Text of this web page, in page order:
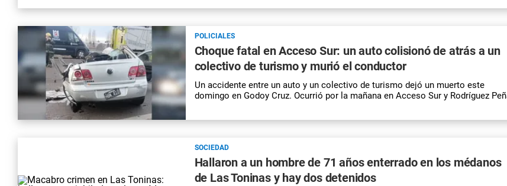
POLICIALES
Choque fatal en Acceso Sur: un auto colisionó de atrás a un
colectivo de turismo y murió el conductor
Un accidente entre un auto y un colectivo de turismo dejó un muerto este
domingo en Godoy Cruz. Ocurrió por la mañana en Acceso Sur y Rodríguez
SOCIEDAD
Hallaron a un hombre de 71 años enterrado en los médanos
de Las Toninas y hay dos detenidos